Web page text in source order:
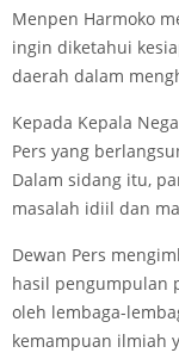
Menpen Harmoko
ingin diketahui
daerah dalam
Kepada Kepala
Pers yang
Dalam sidang itu,
masalah idiil dan
Dewan Pers
hasil pengumpulan
oleh lembaga-
kemampuan ilmiah